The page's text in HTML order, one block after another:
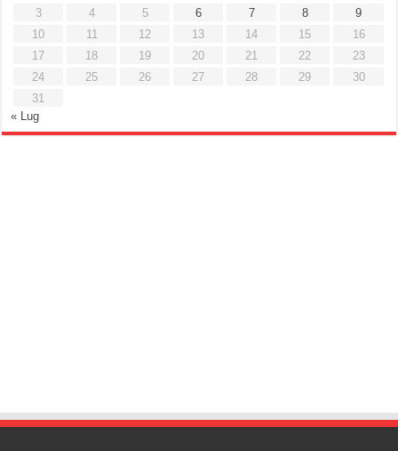
3
4 5 6 7 8
9
10
11 12 13 14 15
16
17
18 19 20 21 22
23
24
25 26 27 28 29
30
31
« Lug